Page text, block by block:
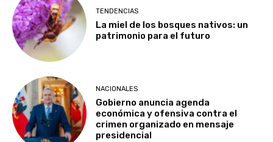
TENDENCIAS
La miel de los bosques nativos: un
patrimonio para el futuro
NACIONALES
Gobierno anuncia agenda
económica y ofensiva contra el
crimen organizado en mensaje
presidencial